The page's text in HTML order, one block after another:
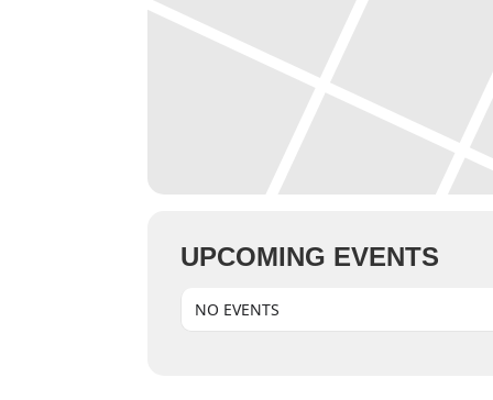
UPCOMING EVENTS
NO EVENTS